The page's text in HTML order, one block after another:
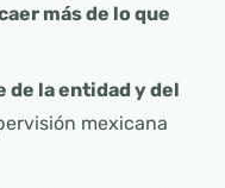
más de lo que
de la entidad y del
mexicana